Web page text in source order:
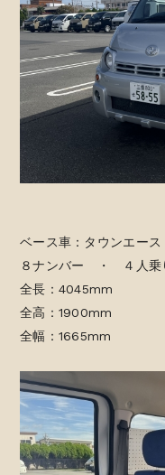
ベース車：タウンエー
８ナンバー ・ ４人乗
全長：4045mm
全高：1900mm
全幅：1665mm